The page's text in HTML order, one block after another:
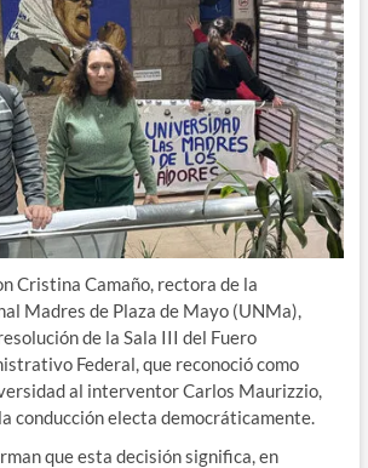
Cristina Camaño, rectora de la
Madres de Plaza de Mayo (UNMa),
de la Sala III del Fuero
Federal, que reconoció como
al interventor Carlos Maurizzio,
conducción electa democráticamente.
que esta decisión significa, en